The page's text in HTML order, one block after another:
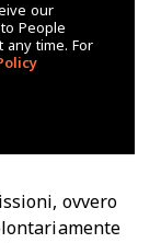
our
People
any time. For
ovvero